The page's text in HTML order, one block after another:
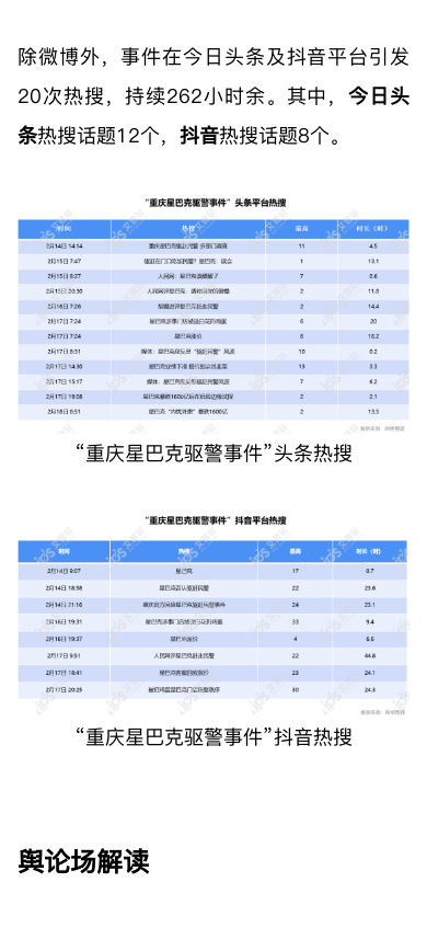
除微博外，事件在今日头条及抖音平台引发
20次热搜，持续262小时余。其中，今日头
条热搜话题12个， 抖音热搜话题8个。
“重庆星巴克驱警事件”头条热搜
“重庆星巴克驱警事件”抖音热搜
舆论场解读